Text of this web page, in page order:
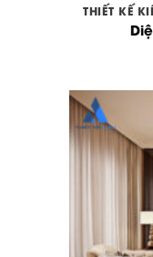
THIẾT KẾ